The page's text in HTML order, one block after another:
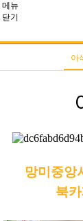
메뉴
닫기
아
망미중앙
북카